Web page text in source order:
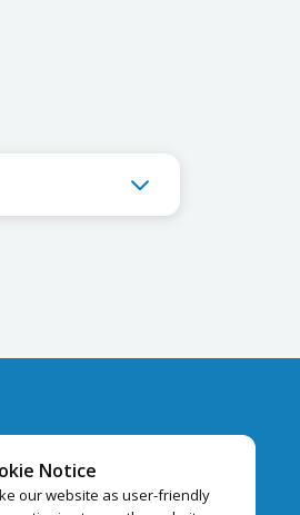
Notice
our website as user-friendly